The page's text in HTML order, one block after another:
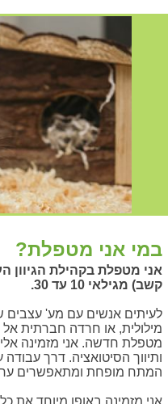
אני מטפלת בקהילת הגיוון
קשב) מגילאי 10 עד 30.
לעיתים אנשים עם מע' עצבים
מילולית, או חרדה חברתית
מטפלת חדשה. אני מזמינה אלי
ותיווך הסיטואציה. דרך עבודה
המתח מופחת ומתאפשרים
אני מזמינה באופן מיוחד את
במי אני מטפלת?